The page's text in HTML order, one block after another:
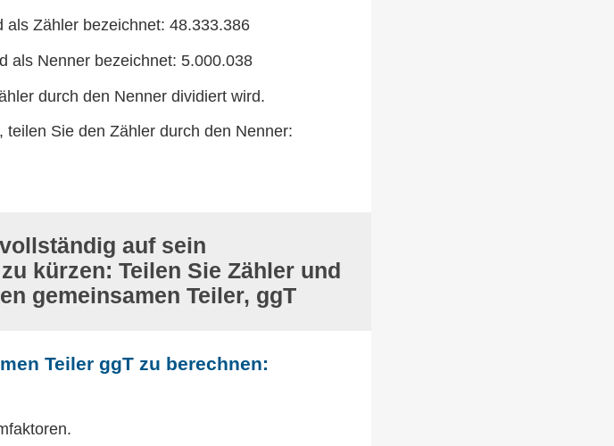
Zähler bezeichnet: 48.333.386
als Nenner bezeichnet: 5.000.038
durch den Nenner dividiert wird.
Sie den Zähler durch den Nenner:
auf sein
kürzen: Teilen Sie Zähler und
gemeinsamen Teiler, ggT
Teiler ggT zu berechnen: